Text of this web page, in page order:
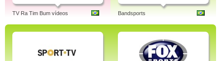
TV Ra Tim Bum vídeos Bandsports